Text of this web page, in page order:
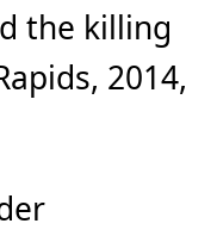
the killing
2014,